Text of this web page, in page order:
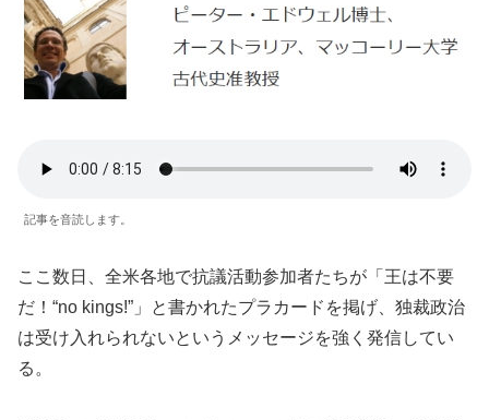
記事を音読します。
ここ数日、全米各地で抗議活動参加者たちが「王は不要
だ！“no kings!”」と書かれたプラカードを掲げ、独裁政治
は受け入れられないというメッセージを強く発信してい
る。